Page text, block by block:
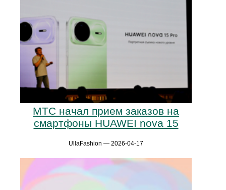
МТС начал прием заказов на
смартфоны HUAWEI nova 15
UllaFashion — 2026-04-17